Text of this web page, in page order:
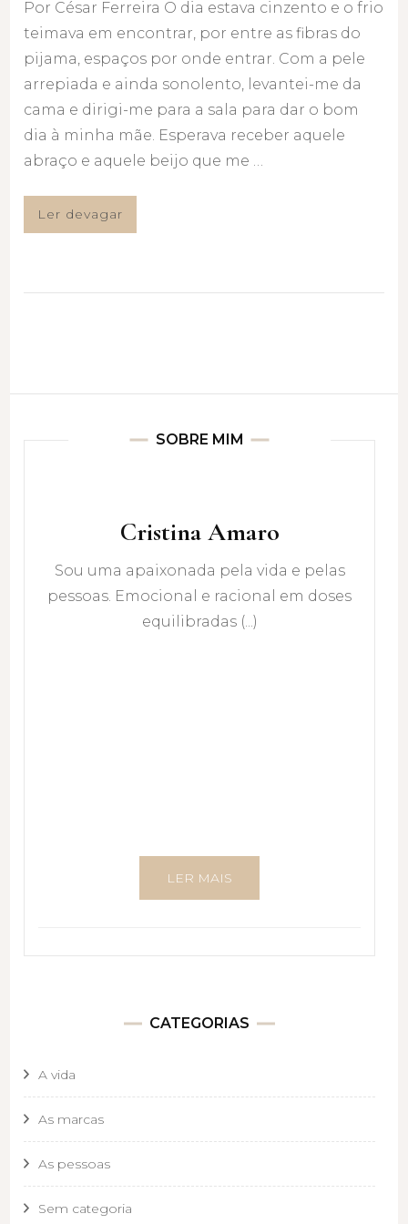
Por César Ferreira O dia estava cinzento e o frio
teimava em encontrar, por entre as fibras do
pijama, espaços por onde entrar. Com a pele
arrepiada e ainda sonolento, levantei-me da
cama e dirigi-me para a sala para dar o bom
dia à minha mãe. Esperava receber aquele
abraço e aquele beijo que me …
Ler devagar
SOBRE MIM
Cristina Amaro
Sou uma apaixonada pela vida e pelas
pessoas. Emocional e racional em doses
equilibradas (...)
LER MAIS
CATEGORIAS
A vida
As marcas
As pessoas
Sem categoria